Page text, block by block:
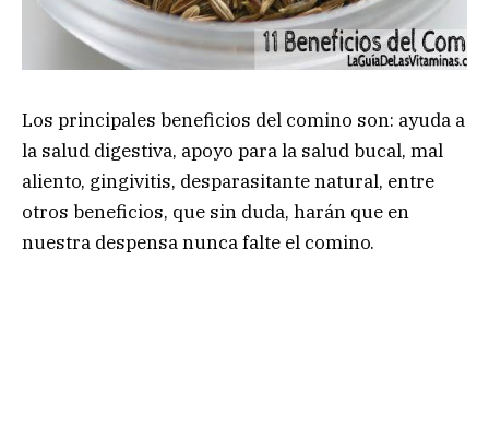
Los principales beneficios del comino son: ayuda a
la salud digestiva, apoyo para la salud bucal, mal
aliento, gingivitis, desparasitante natural, entre
otros beneficios, que sin duda, harán que en
nuestra despensa nunca falte el comino.